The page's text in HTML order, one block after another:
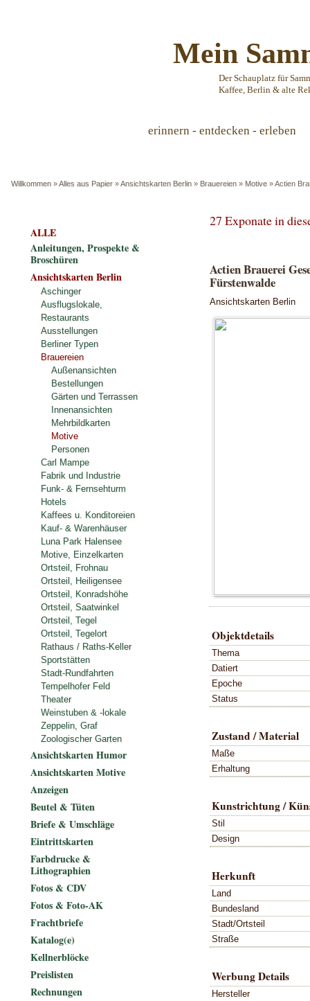
Mein
Der Schauplatz für
Kaffee, Berlin & alte
erinnern - entdecken - erleben
Willkommen »Alles aus Papier »Ansichtskarten Berlin » Brauereien » Motive »Actien
27 Exponate in
Actien Brauerei
Fürstenwalde
Ansichtskarten Berlin
Objektdetails
Thema
Datiert
Epoche
Status
Zustand / Material
Maße
Erhaltung
Kunstrichtung /
Stil
Design
Herkunft
Land
Bundesland
Stadt/Ortsteil
Straße
Werbung Details
Hersteller
ALLE
Anleitungen, Prospekte &
Broschüren
Ansichtskarten Berlin
Aschinger
Ausflugslokale,
Restaurants
Ausstellungen
Berliner Typen
Brauereien
Außenansichten
Bestellungen
Gärten und Terrassen
Innenansichten
Mehrbildkarten
Motive
Personen
Carl Mampe
Fabrik und Industrie
Funk- & Fernsehturm
Hotels
Kaffees u. Konditoreien
Kauf- & Warenhäuser
Luna Park Halensee
Motive, Einzelkarten
Ortsteil, Frohnau
Ortsteil, Heiligensee
Ortsteil, Konradshöhe
Ortsteil, Saatwinkel
Ortsteil, Tegel
Ortsteil, Tegelort
Rathaus / Raths-Keller
Sportstätten
Stadt-Rundfahrten
Tempelhofer Feld
Theater
Weinstuben & -lokale
Zeppelin, Graf
Zoologischer Garten
Ansichtskarten Humor
Ansichtskarten Motive
Anzeigen
Beutel & Tüten
Briefe & Umschläge
Eintrittskarten
Farbdrucke &
Lithographien
Fotos & CDV
Fotos & Foto-AK
Frachtbriefe
Katalog(e)
Kellnerblöcke
Preislisten
Rechnungen